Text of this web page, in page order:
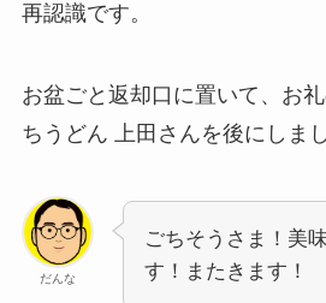
再認識です。
お盆ごと返却口に置いて、お
ちうどん 上田さんを後にしまし
だんな
ごちそうさま！美
す！またきます！